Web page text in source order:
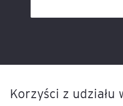
Korzyści z udziału